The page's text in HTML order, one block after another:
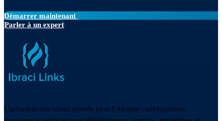
Démarrer maintenant
Parler à un expert
L'infrastructure cloud pensée pour l'Afrique : hébergement,